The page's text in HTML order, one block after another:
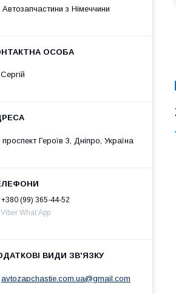
Автозапчастини з Німеччини
Сергій
проспект Героїв 3, Дніпро, Україна
+380 (99) 365-44-52
Viber What’App
avtozapchastie.com.ua@gmail.com